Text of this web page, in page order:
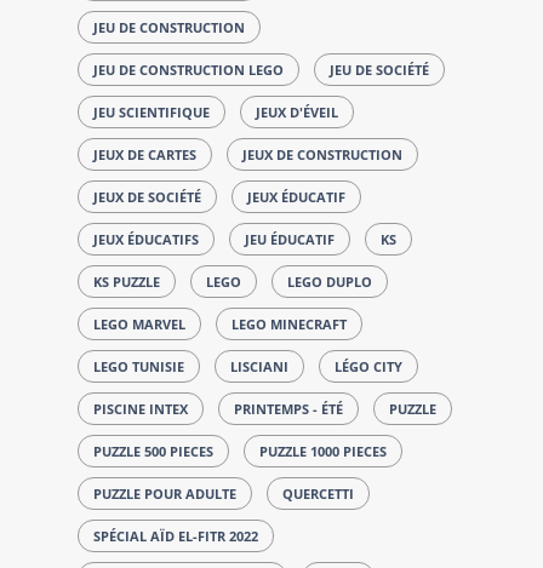
JEU DE CONSTRUCTION
JEU DE CONSTRUCTION LEGO JEU DE SOCIÉTÉ
JEU SCIENTIFIQUE JEUX D'ÉVEIL
JEUX DE CARTES JEUX DE CONSTRUCTION
JEUX DE SOCIÉTÉ JEUX ÉDUCATIF
JEUX ÉDUCATIFS JEU ÉDUCATIF KS
KS PUZZLE LEGO LEGO DUPLO
LEGO MARVEL LEGO MINECRAFT
LEGO TUNISIE LISCIANI LÉGO CITY
PISCINE INTEX PRINTEMPS - ÉTÉ PUZZLE
PUZZLE 500 PIECES PUZZLE 1000 PIECES
PUZZLE POUR ADULTE QUERCETTI
SPÉCIAL AÏD EL-FITR 2022